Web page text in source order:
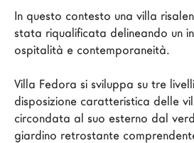
Nuovi Prodotti MDW26
Promozioni
Il Brand
Architetti
LAGO Homes
News
In questo contesto una villa
stata riqualificata delineando un
ospitalità e contemporaneità.
Villa Fedora si sviluppa su tre
disposizione caratteristica delle
circondata al suo esterno dal
giardino retrostante